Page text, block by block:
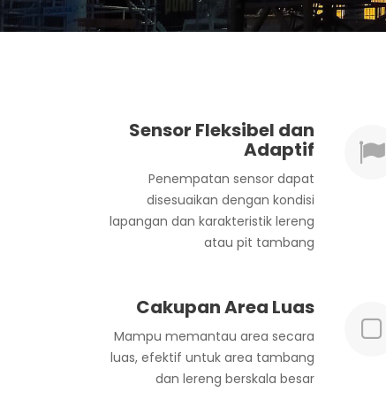
Sensor Fleksibel dan
Adaptif
Penempatan sensor dapat
disesuaikan dengan kondisi
lapangan dan karakteristik lereng
atau pit tambang
Cakupan Area Luas
Mampu memantau area secara
luas, efektif untuk area tambang
dan lereng berskala besar